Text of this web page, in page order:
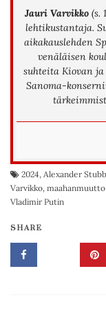
Jauri Varvikko (s.
lehtikustantaja.
aikakauslehden
venäläisen
suhteita Kiovan
Sanoma-
2024, Alexander Stubb
Varvikko, maahanmuutto
Vladimir Putin
SHARE